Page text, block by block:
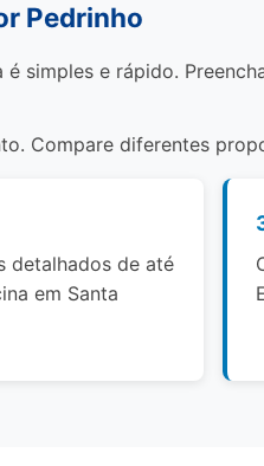
Pedrinho
simples e rápido.
Compare diferentes
detalhados de até
em Santa